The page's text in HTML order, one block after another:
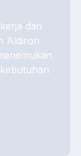
dan
Aldiron